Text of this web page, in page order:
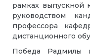
рамках выпускной
руководством
профессора
дистанционного
Победа Радмилы